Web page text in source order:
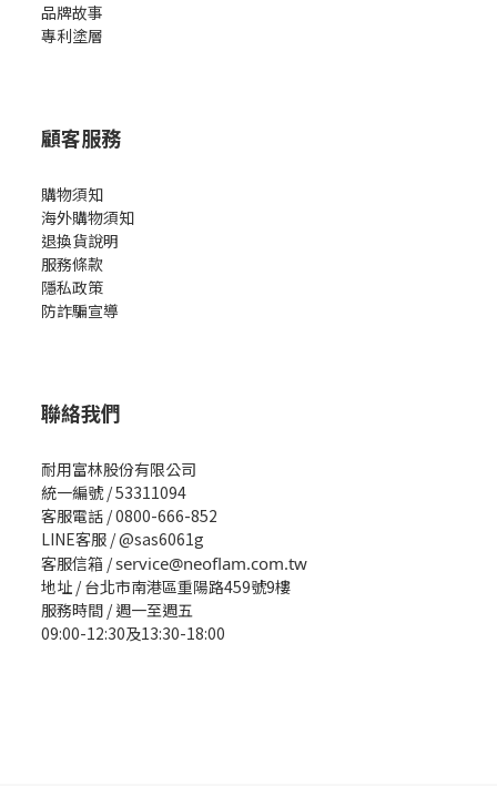
品牌故事
專利塗層
顧客服務
購物須知
海外購物須知
退換貨說明
服務條款
隱私政策
防詐騙宣導
聯絡我們
耐用富林股份有限公司
統一編號 / 53311094
客服電話 / 0800-666-852
LINE客服 / @sas6061g
客服信箱 /service@neoflam.com.tw
地址 / 台北市南港區重陽路459號9樓
服務時間 / 週一至週五
09:00-12:30及13:30-18:00